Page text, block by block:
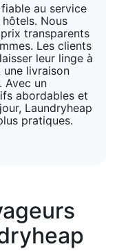
au service
Nous
transparents
Les clients
leur linge à
livraison
Avec un
abordables et
Laundryheap
pratiques.